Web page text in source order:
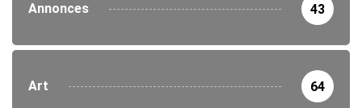
Annonces 43
Art 64